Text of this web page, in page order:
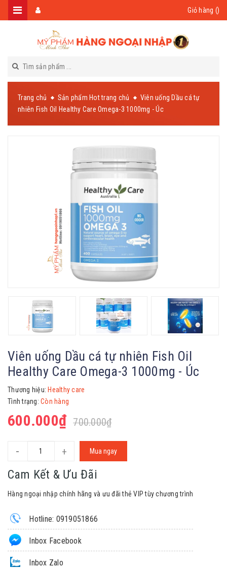
Giỏ hàng ()
Trang chủ Sản phẩm Hot trang chủ
Viên uống Dầu cá tự
nhiên Fish Oil Healthy Care Omega-3 1000mg - Úc
Viên uống Dầu cá tự nhiên Fish Oil
Healthy Care Omega-3 1000mg - Úc
Thương hiệu: Healthy care
Tình trạng: Còn hàng
600.000₫ 700.000₫
- + Mua ngay
Cam Kết & Ưu Đãi
Hàng ngoại nhập chính hãng và ưu đãi thẻ VIP tùy chương trình
Hotline: 0919051866
Inbox Facebook
Inbox Zalo